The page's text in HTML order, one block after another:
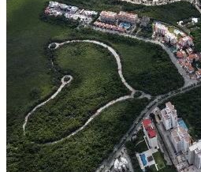
Compartir
Discusión sobre este post
Comentarios Restacks